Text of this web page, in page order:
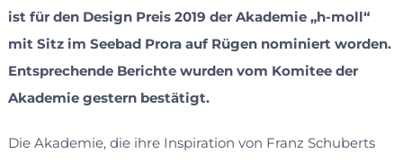
ist für den Design Preis 2019 der Akademie „h-moll“
mit Sitz im Seebad Prora auf Rügen nominiert worden.
Entsprechende Berichte wurden vom Komitee der
Akademie gestern bestätigt.
Die Akademie, die ihre Inspiration von Franz Schuberts